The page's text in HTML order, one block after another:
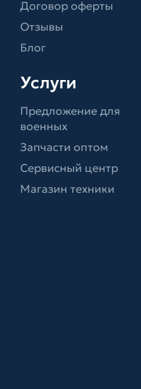
Договор оферты
Отзывы
Блог
Услуги
Предложение для
военных
Запчасти оптом
Сервисный центр
Магазин техники